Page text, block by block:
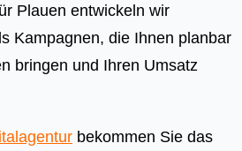
Plauen entwickeln wir
Kampagnen, die Ihnen planbar
bringen und Ihren Umsatz
bekommen Sie das